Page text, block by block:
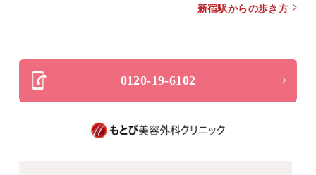
新宿駅からの歩き方
0120-19-6102